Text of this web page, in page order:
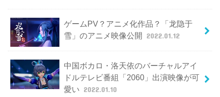
ゲームPV？アニメ化作品？「龙隐于
雪」のアニメ映像公開 2022.01.12
中国ボカロ・洛天依のバーチャルアイ
ドルテレビ番組「2060」出演映像が可
愛い 2022.01.10